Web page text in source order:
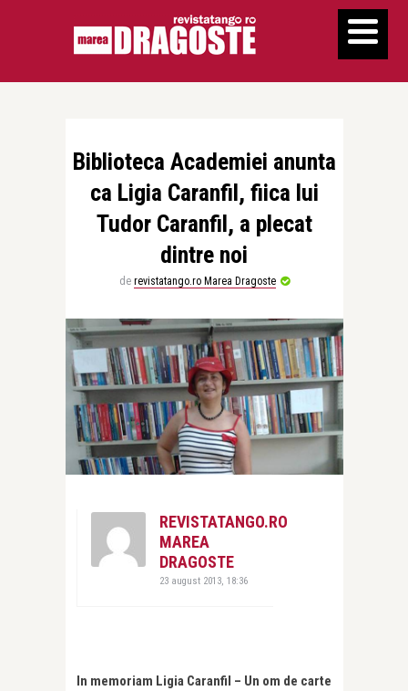
Biblioteca Academiei anunta
ca Ligia Caranfil, fiica lui
Tudor Caranfil, a plecat
dintre noi
de revistatango.ro Marea Dragoste
REVISTATANGO.RO
MAREA
DRAGOSTE
23 august 2013, 18:36
In memoriam Ligia Caranfil – Un om de carte